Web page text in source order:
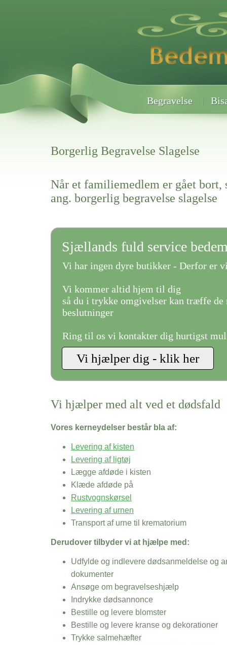
Begravelse
Borgerlig Begravelse Slagelse
Når et familiemedlem er gået bort,
ang. borgerlig begravelse slagelse
Sjællands fuld service
Vi har ingen dyre butikker - Derfor er
Vi kommer altid hjem til dig
så du i trykke omgivelser kan træffe de
beslutninger
Ring til os vi kontakter dig hurtigst
Vi hjælper med alt ved et dødsfald
Vores kerneydelser består bla af:
Levering af kisten
Levering af ligtøj
Lægge afdøde i kisten
Klæde afdøde på
Rustvognskørsel
Levering af urnen
Transport af urne til krematorium
Derudover tilbyder vi at hjælpe med:
Udfylde og indlevere dødsanmeldelse og
dokumenter
Ansøge om begravelseshjælp
Indrykke dødsannonce
Bestille og levere blomster
Bestille og levere kranse og dekorationer
Trykke salmehæfter